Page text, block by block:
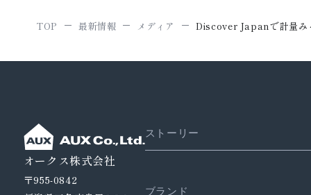
TOP 最新情報 メディア Discover Japanで計量み
オークス株式会社
〒955-0842
ストーリー
ブランド